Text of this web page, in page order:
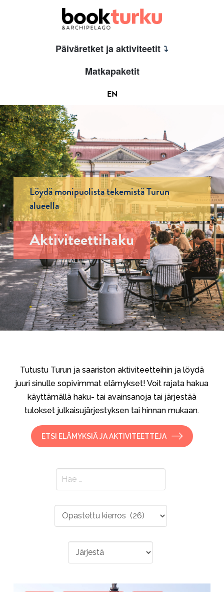
Päiväretket ja aktiviteetit
Matkapaketit
EN
Löydä monipuolista tekemistä Turun
alueella
Aktiviteettihaku
Tutustu Turun ja saariston aktiviteetteihin ja löydä
juuri sinulle sopivimmat elämykset! Voit rajata hakua
käyttämällä haku- tai avainsanoja tai järjestää
tulokset julkaisujärjestyksen tai hinnan mukaan.
ETSI ELÄMYKSIÄ JA AKTIVITEETTEJA